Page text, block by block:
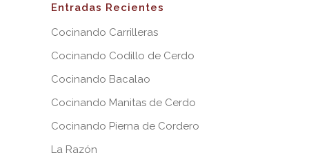
Entradas Recientes
Cocinando Carrilleras
Cocinando Codillo de Cerdo
Cocinando Bacalao
Cocinando Manitas de Cerdo
Cocinando Pierna de Cordero
La Razón